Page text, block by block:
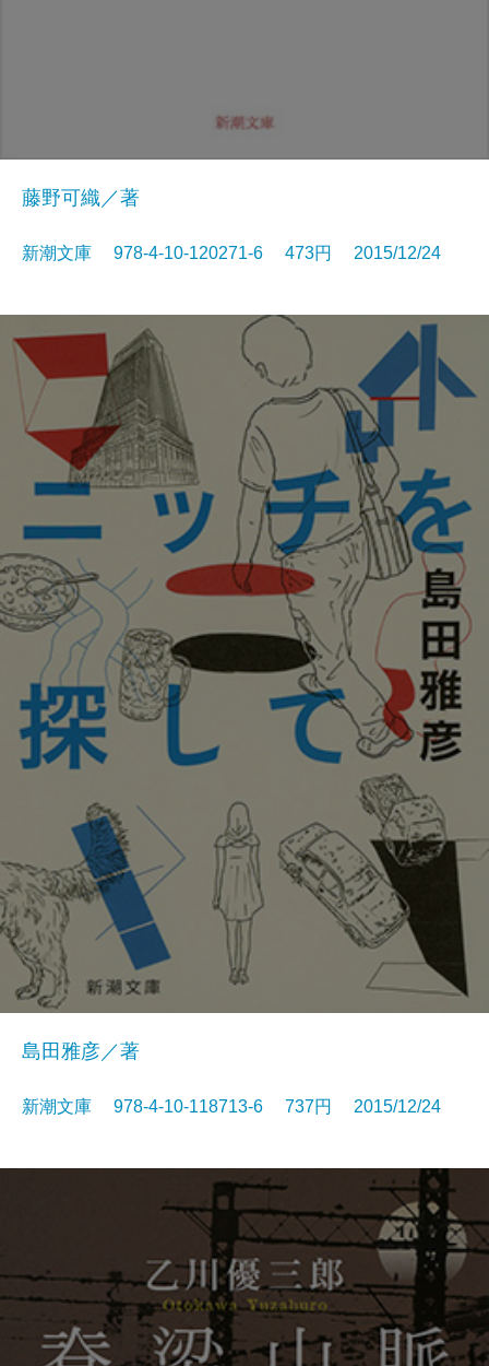
藤野可織／著
新潮文庫 978-4-10-120271-6 473円 2015/12/24
島田雅彦／著
新潮文庫 978-4-10-118713-6 737円 2015/12/24